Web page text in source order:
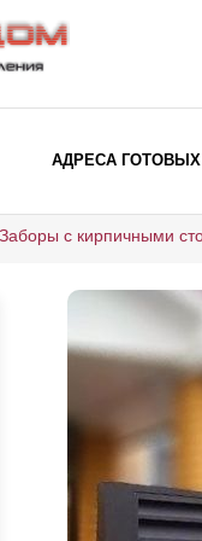
АДРЕСА
Заборы с кирпичными